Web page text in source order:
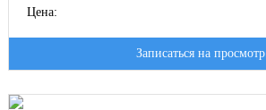
Цена:
Записаться на просмотр